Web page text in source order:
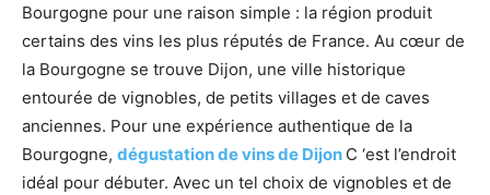
Bourgogne pour une raison simple : la région produit
certains des vins les plus réputés de France. Au cœur de
la Bourgogne se trouve Dijon, une ville historique
entourée de vignobles, de petits villages et de caves
anciennes. Pour une expérience authentique de la
Bourgogne, dégustation de vins de Dijon C ‘est l’endroit
idéal pour débuter. Avec un tel choix de vignobles et de